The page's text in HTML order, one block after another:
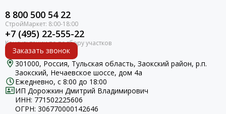
8 800 500 54 22
+7 (495) 22-555-22
Заказать звонок
301000, Россия, Тульская область, Заокский район, р.п.
Заокский, Нечаевское шоссе, дом 4а
Ежедневно, с 8:00 до 18:00
ИП Дорожкин Дмитрий Владимирович
ИНН: 771502225606
ОГРН: 306770000142646